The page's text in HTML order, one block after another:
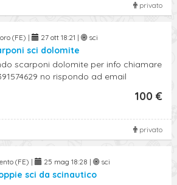
privato
(FE) | 27 ott 18:21 | sci
sci dolomite
scarponi dolomite per info chiamare
no rispondo ad email
100 €
privato
(FE) | 25 mag 18:28 | sci
sci da scinautico